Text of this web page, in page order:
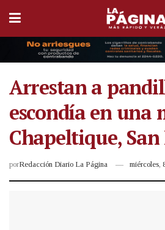
Arrestan a
escondía en una
Chapeltique,
porRedacción Diario La Página miércoles,